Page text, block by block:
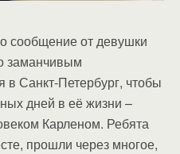
сообщение от девушки
заманчивым
в Санкт-Петербург, чтобы
дней в её жизни –
Карленом. Ребята
прошли через многое,